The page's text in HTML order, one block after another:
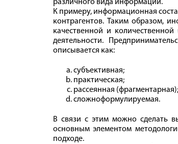
различного вида информации.
К примеру, информационная
контрагентов. Таким образом,
качественной и
деятельности.
описывается как:
субъективная;
практическая;
рассеянная (фрагментарная);
сложноформулируемая.
В связи с этим можно сделать
основным элементом
подходе.